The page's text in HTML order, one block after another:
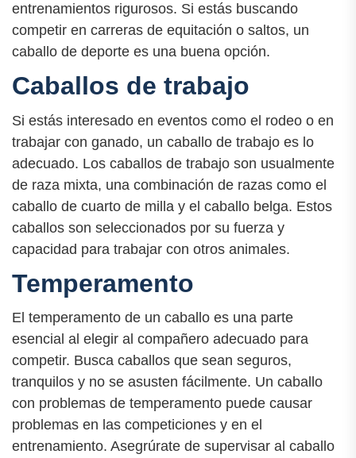
entrenamientos rigurosos. Si estás buscando
competir en carreras de equitación o saltos, un
caballo de deporte es una buena opción.
Caballos de trabajo
Si estás interesado en eventos como el rodeo o en
trabajar con ganado, un caballo de trabajo es lo
adecuado. Los caballos de trabajo son usualmente
de raza mixta, una combinación de razas como el
caballo de cuarto de milla y el caballo belga. Estos
caballos son seleccionados por su fuerza y
capacidad para trabajar con otros animales.
Temperamento
El temperamento de un caballo es una parte
esencial al elegir al compañero adecuado para
competir. Busca caballos que sean seguros,
tranquilos y no se asusten fácilmente. Un caballo
con problemas de temperamento puede causar
problemas en las competiciones y en el
entrenamiento. Asegrúrate de supervisar al caballo